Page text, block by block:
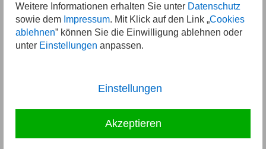
Weitere Informationen erhalten Sie unter Datenschutz
sowie dem Impressum. Mit Klick auf den Link „Cookies
ablehnen” können Sie die Einwilligung ablehnen oder
unter Einstellungen anpassen.
Einstellungen
Akzeptieren
Es werden daher unterschiedliche Kriterien beachtet:
Tragung von Finanzierungslasten und Nebenkosten,
Dauer der Trennung,
Fazit:Zusammenfassend kann festgehalten werden, dass
grundsätzlich ein Anspruch besteht, aber für den Fall einer
streitigen Auseinandersetzung sich die Höhe der Zahlung